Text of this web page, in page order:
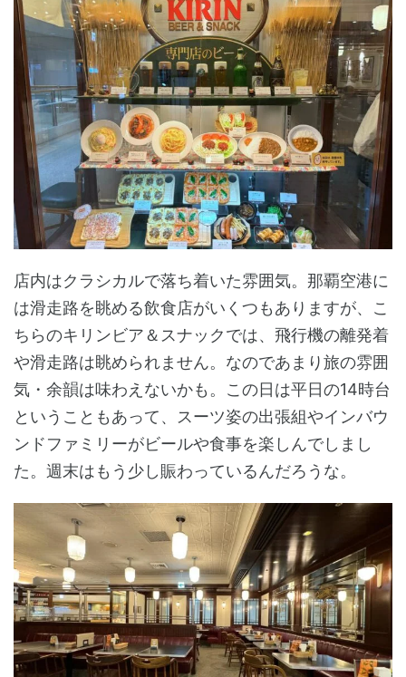
店内はクラシカルで落ち着いた雰囲気。那覇空港に
は滑走路を眺める飲食店がいくつもありますが、こ
ちらのキリンビア＆スナックでは、飛行機の離発着
や滑走路は眺められません。なのであまり旅の雰囲
気・余韻は味わえないかも。この日は平日の14時台
ということもあって、スーツ姿の出張組やインバウ
ンドファミリーがビールや食事を楽しんでしまし
た。週末はもう少し賑わっているんだろうな。